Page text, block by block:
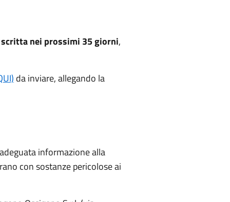
nei prossimi 35 giorni,
da inviare, allegando la
informazione alla
con sostanze pericolose ai